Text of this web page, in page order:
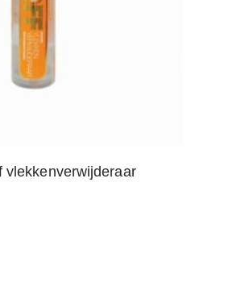
vlekkenverwijderaar